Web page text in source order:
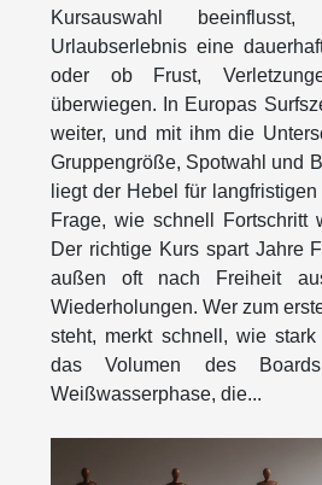
Kursauswahl
Urlaubserlebnis eine
oder ob Frust,
überwiegen. In Europas
weiter, und mit ihm die
Gruppengröße, Spotwahl und
liegt der Hebel für
Frage, wie schnell Fortschritt
Der richtige Kurs spart Jahre
außen oft nach Freiheit
Wiederholungen. Wer zum
steht, merkt schnell, wie
das Volumen des
Weißwasserphase, die...